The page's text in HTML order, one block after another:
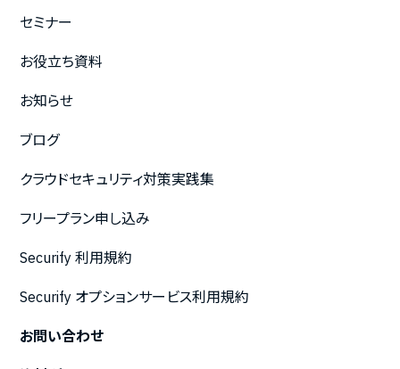
セミナー
お役立ち資料
お知らせ
ブログ
クラウドセキュリティ対策実践集
フリープラン申し込み
Securify 利用規約
Securify オプションサービス利用規約
お問い合わせ